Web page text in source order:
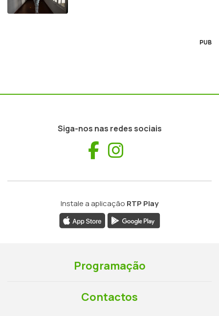
PUB
Siga-nos nas redes sociais
Facebook
Instale a aplicação RTP Play
Programação
Contactos